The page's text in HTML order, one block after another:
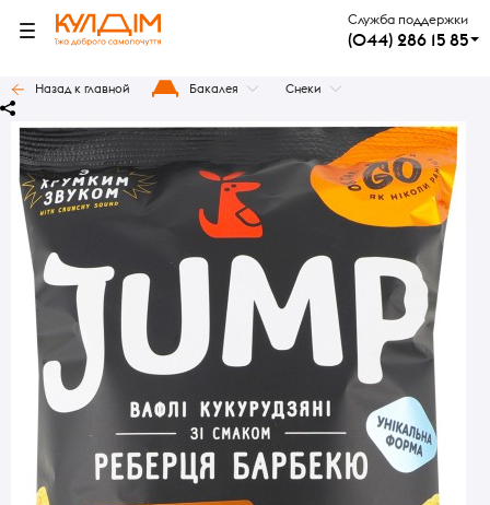
Служба поддержки
(044) 286 15 85
Назад к главной Бакалея Снеки